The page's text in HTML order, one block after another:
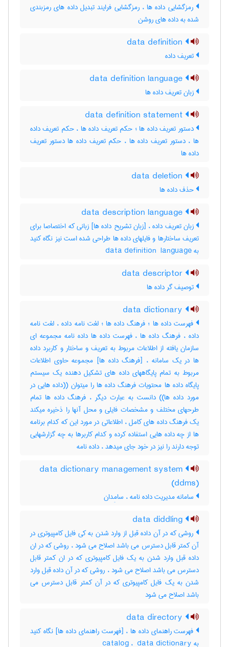
رمزگشایی داده ها ، رمزگشایی فرایند تبدیل داده های رمزبندی
شده به داده های روشن
تعریف داده
زبان تعریف داده ها
دستور تعریف داده ها ؛ حکم تعریف داده ها ، حکم تعریف داده
ها ، دستور تعریف داده ها ، حکم تعریف داده ها دستور تعریف
داده ها
حذف داده ها
زبان تعریف داده ، [زبان تشریح داده ها] زبانی که اختصاصا برای
تعریف ساختارها و فایلهای داده ها طراحی شده است نیز نگاه کنید
به ‎data definition ‎ language
توصیف گر داده ها
فهرست داده ها ؛ فرهنگ داده ها ؛ لغت نامه داده ، لغت نامه
داده ، فرهنگ داده ها ، فهرست داده ها داده نامه مجموعه ای
سازمان یافته از اطلاعات مربوط به تعریف و ساختار و کاربرد داده
ها در یک سامانه ، [فرهنگ داده ها] مجموعه حاوی اطلاعات
مربوط به تمام پایگاههای داده های تشکیل دهنده یک سیستم
پایگاه داده ها محتویات فرهنگ داده ها را میتوان ((داده هایی در
مورد داده ها)) دانست به عبارت دیگر ، فرهنگ داده ها تمام
طرحهای مختلف و مشخصات فایلی و محل آنها را ذخیره میکند
یک فرهنگ داده های کامل ، اطلاعاتی در مورد این که کدام برنامه
ها از چه داده هایی استفاده کرده و کدام کاربرها به چه گزارشهایی
توجه دارند را نیز در خود جای میدهد ، داده ‌نامه
data dictionary management system
(ddms)
سامانه مدیریت داده‌ نامه ، سامِدان
روشی که در آن داده قبل از وارد شدن به کی فایل کامپیوتری در
آن کمتر قابل دسترس می باشد اصلاح می شود ، روشی که در ان
داده قبل وارد شدن به یک فایل کامپیوتری که در ان کمتر قابل
دسترس می باشد اصلاح می شود ، روشی که در آن داده قبل وارد
شدن به یک فایل کامپیوتری که در آن کمتر قابل دسترس می
باشد اصلاح می شود
فهرست راهنمای داده ها ، [فهرست راهنمای داده ها] نگاه کنید
به ‎ catalog ، ‎ data dictionary